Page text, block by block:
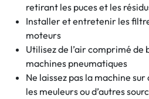
retirant les puces et les
Installer et entretenir les
moteurs
Utilisez de l’air comprimé de
machines pneumatiques
Ne laissez pas la machine
les meuleurs ou d’autres